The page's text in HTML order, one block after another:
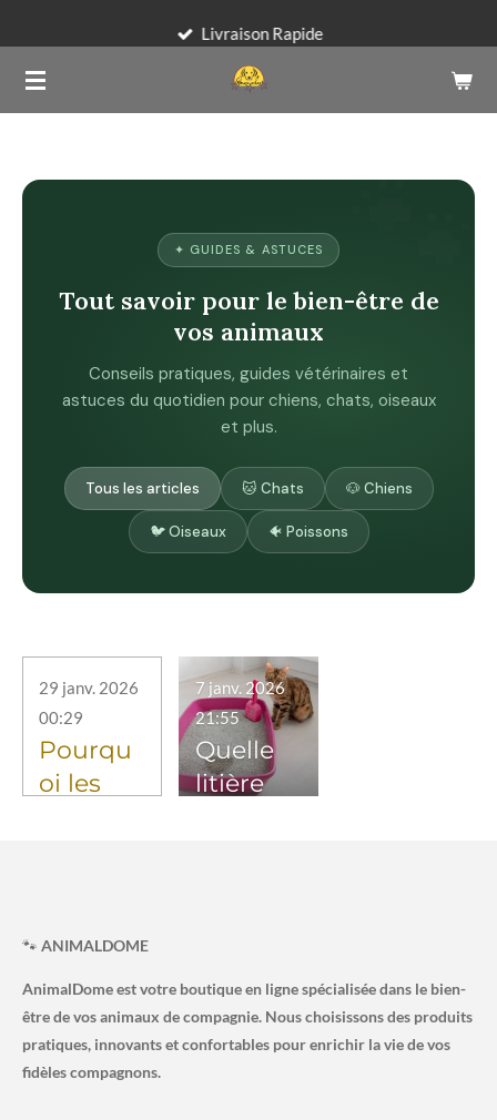
contenu
principal
Livraison Rapide
✦ GUIDES & ASTUCES
Tout savoir pour le bien-être de
vos animaux
Conseils pratiques, guides vétérinaires et
astuces du quotidien pour chiens, chats, oiseaux
et plus.
Tous les articles 🐱 Chats 🐶 Chiens
🐦 Oiseaux 🐠 Poissons
Pourqu
oi les
2026
comme
ncent
par B ?
29 janv. 2026
00:29
Quelle
litière
simple
et
efficace
7 janv. 2026
21:55
🐾 ANIMALDOME
AnimalDome est votre boutique en ligne spécialisée dans le bien-
être de vos animaux de compagnie. Nous choisissons des produits
pratiques, innovants et confortables pour enrichir la vie de vos
fidèles compagnons.